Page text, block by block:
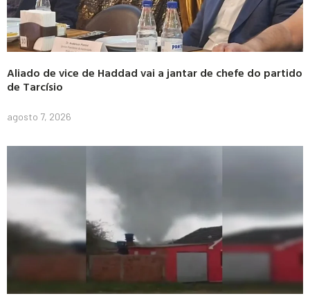
Aliado de vice de Haddad vai a jantar de chefe do partido
de Tarcísio
agosto 7, 2026